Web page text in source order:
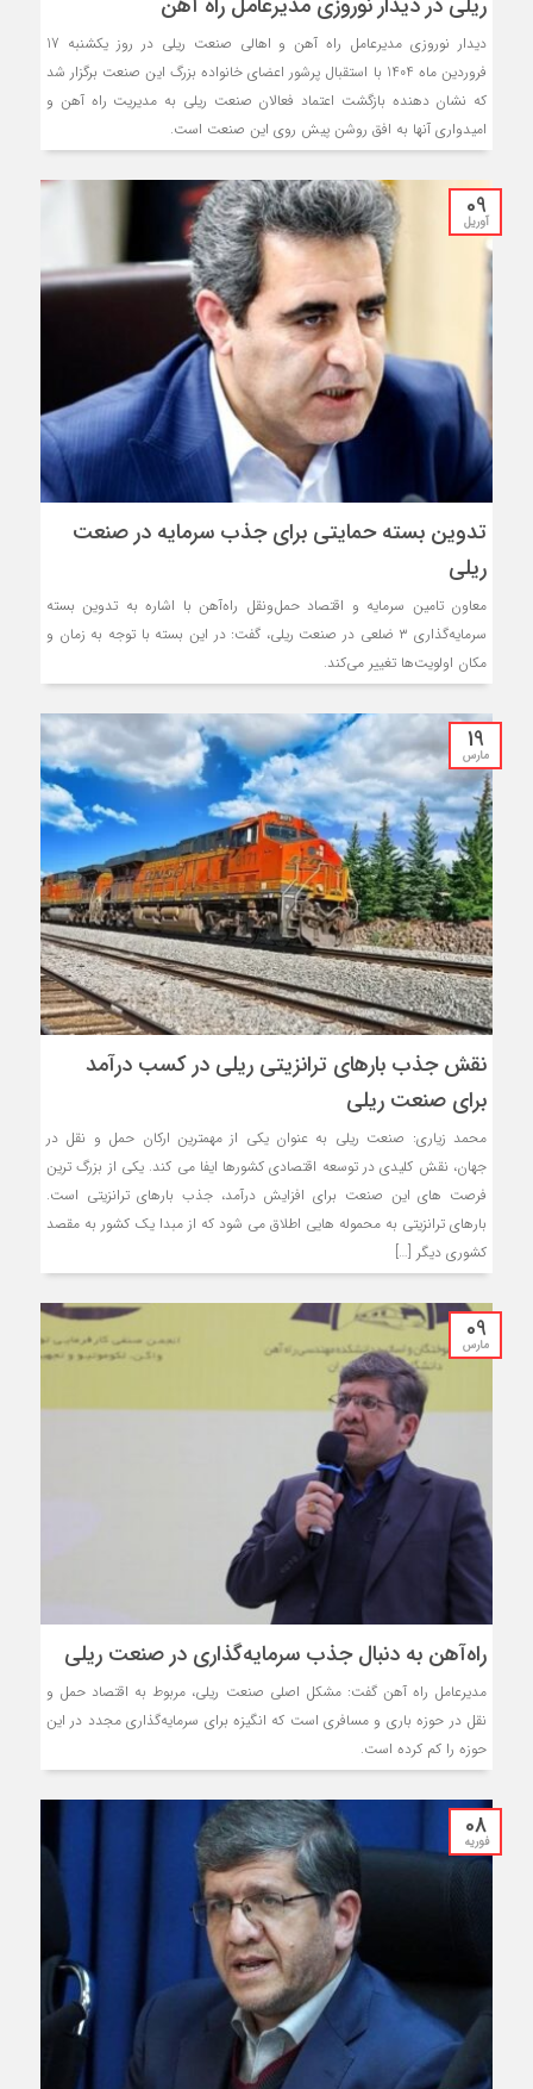
دیدار نوروزی مدیرعامل راه آهن و اهالی صنعت ریلی در روز یکشنبه 17
فروردین ماه 1404 با استقبال پرشور اعضای خانواده بزرگ این صنعت برگزار شد
که نشان دهنده بازگشت اعتماد فعالان صنعت ریلی به مدیریت راه آهن و
امیدواری آنها به افق روشن پیش روی این صنعت است.
09
آوریل
تدوین بسته حمایتی برای جذب سرمایه در صنعت
ریلی
معاون تامین سرمایه و اقتصاد حمل‌ونقل راه‌آهن با اشاره به تدوین بسته
سرمایه‌گذاری ۳ ضلعی در صنعت ریلی، گفت: در این بسته با توجه به زمان و
مکان اولویت‌ها تغییر می‌کند.
19
مارس
نقش جذب بارهای ترانزیتی ریلی در کسب درآمد
برای صنعت ریلی
محمد زیاری: صنعت ریلی به عنوان یکی از مهمترین ارکان حمل و نقل در
جهان، نقش کلیدی در توسعه اقتصادی کشورها ایفا می کند. یکی از بزرگ ترین
فرصت های این صنعت برای افزایش درآمد، جذب بارهای ترانزیتی است.
بارهای ترانزیتی به محموله هایی اطلاق می شود که از مبدا یک کشور به مقصد
کشوری دیگر […]
09
مارس
راه‌آهن به دنبال جذب سرمایه‌گذاری در صنعت ریلی
مدیرعامل راه آهن گفت: مشکل اصلی صنعت ریلی، مربوط به اقتصاد حمل و
نقل در حوزه باری و مسافری است که انگیزه برای سرمایه‌گذاری مجدد در این
حوزه را کم کرده است.
08
فوریه